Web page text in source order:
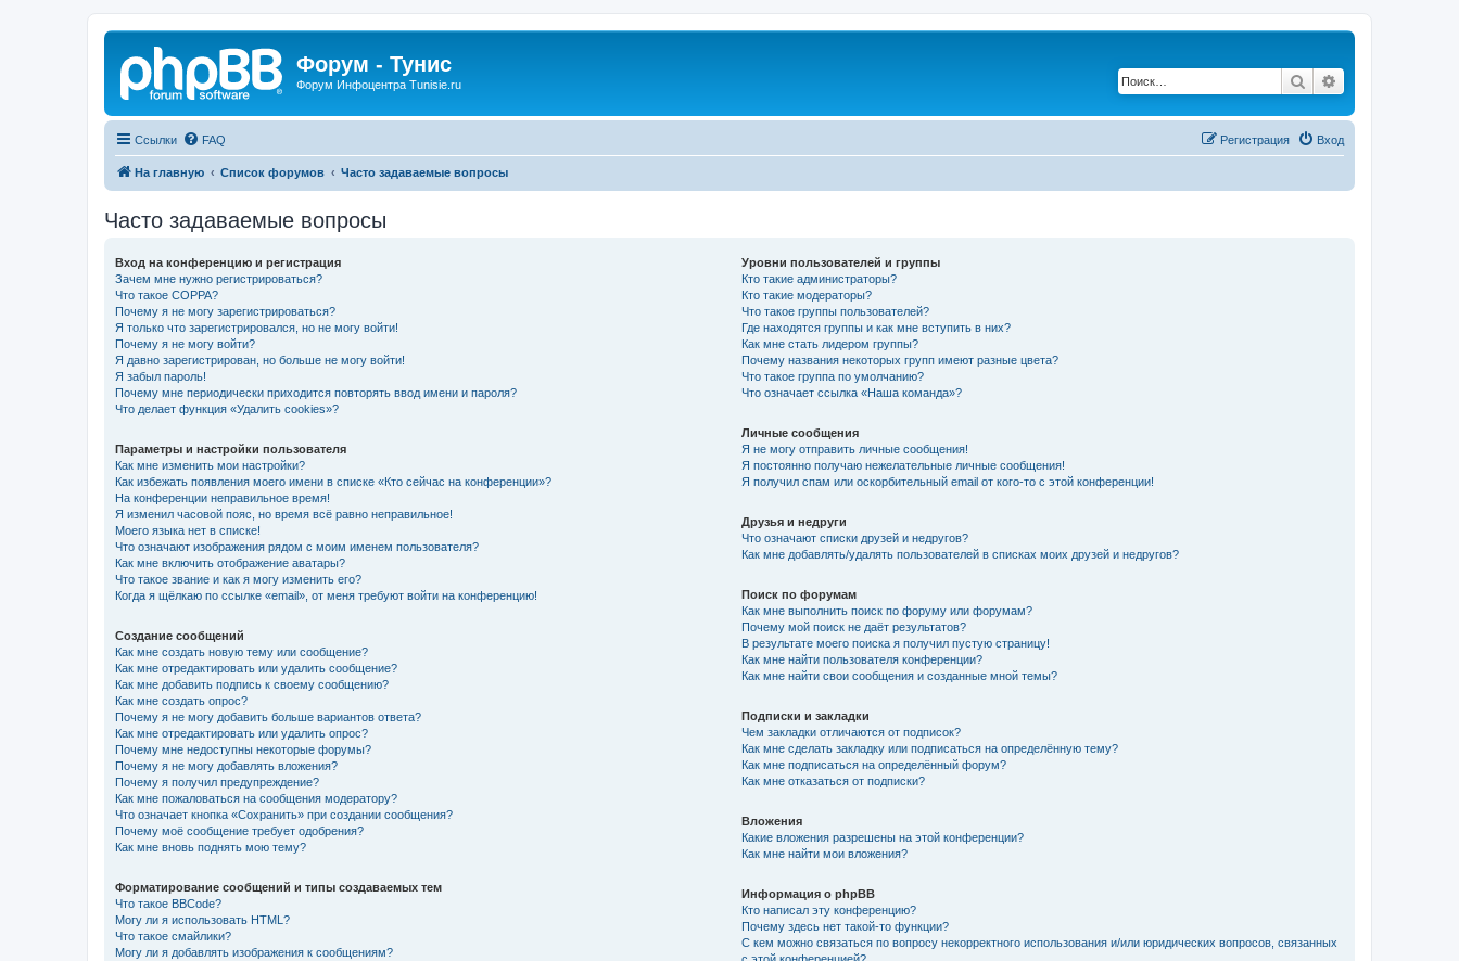
Форум - Тунис
Форум Инфоцентра Tunisie.ru Поиск
Ссылки FAQ Вход
Регистрация
На главную Список форумов Часто задаваемые вопросы
Часто задаваемые вопросы
Вход на конференцию и регистрация
Зачем мне нужно регистрироваться?
Что такое COPPA?
Почему я не могу зарегистрироваться?
Я только что зарегистрировался, но не могу войти!
Почему я не могу войти?
Я давно зарегистрирован, но больше не могу войти!
Я забыл пароль!
Почему мне периодически приходится повторять ввод имени и пароля?
Что делает функция «Удалить cookies»?
Параметры и настройки пользователя
Как мне изменить мои настройки?
Как избежать появления моего имени в списке «Кто сейчас на конференции»?
На конференции неправильное время!
Я изменил часовой пояс, но время всё равно неправильное!
Моего языка нет в списке!
Что означают изображения рядом с моим именем пользователя?
Как мне включить отображение аватары?
Что такое звание и как я могу изменить его?
Когда я щёлкаю по ссылке «email», от меня требуют войти на конференцию!
Создание сообщений
Как мне создать новую тему или сообщение?
Как мне отредактировать или удалить сообщение?
Как мне добавить подпись к своему сообщению?
Как мне создать опрос?
Почему я не могу добавить больше вариантов ответа?
Как мне отредактировать или удалить опрос?
Почему мне недоступны некоторые форумы?
Почему я не могу добавлять вложения?
Почему я получил предупреждение?
Как мне пожаловаться на сообщения модератору?
Что означает кнопка «Сохранить» при создании сообщения?
Почему моё сообщение требует одобрения?
Как мне вновь поднять мою тему?
Форматирование сообщений и типы создаваемых тем
Что такое BBCode?
Могу ли я использовать HTML?
Что такое смайлики?
Могу ли я добавлять изображения к сообщениям?
Уровни пользователей и группы
Кто такие администраторы?
Кто такие модераторы?
Что такое группы пользователей?
Где находятся группы и как мне вступить в них?
Как мне стать лидером группы?
Почему названия некоторых групп имеют разные цвета?
Что такое группа по умолчанию?
Что означает ссылка «Наша команда»?
Личные сообщения
Я не могу отправить личные сообщения!
Я постоянно получаю нежелательные личные сообщения!
Я получил спам или оскорбительный email от кого-то с этой конференции!
Друзья и недруги
Что означают списки друзей и недругов?
Как мне добавлять/удалять пользователей в списках моих друзей и недругов?
Поиск по форумам
Как мне выполнить поиск по форуму или форумам?
Почему мой поиск не даёт результатов?
В результате моего поиска я получил пустую страницу!
Как мне найти пользователя конференции?
Как мне найти свои сообщения и созданные мной темы?
Подписки и закладки
Чем закладки отличаются от подписок?
Как мне сделать закладку или подписаться на определённую тему?
Как мне подписаться на определённый форум?
Как мне отказаться от подписки?
Вложения
Какие вложения разрешены на этой конференции?
Как мне найти мои вложения?
Информация о phpBB
Кто написал эту конференцию?
Почему здесь нет такой-то функции?
С кем можно связаться по вопросу некорректного использования и/или юридических вопросов, связанных
с этой конференцией?